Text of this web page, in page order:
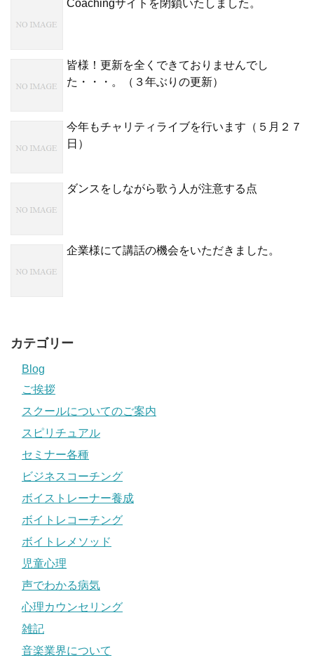
Coachingサイトを閉鎖いたしました。
皆様！更新を全くできておりませんでし
た・・・。（３年ぶりの更新）
今年もチャリティライブを行います（５月２７
日）
ダンスをしながら歌う人が注意する点
企業様にて講話の機会をいただきました。
カテゴリー
Blog
ご挨拶
スクールについてのご案内
スピリチュアル
セミナー各種
ビジネスコーチング
ボイストレーナー養成
ボイトレコーチング
ボイトレメソッド
児童心理
声でわかる病気
心理カウンセリング
雑記
音楽業界について